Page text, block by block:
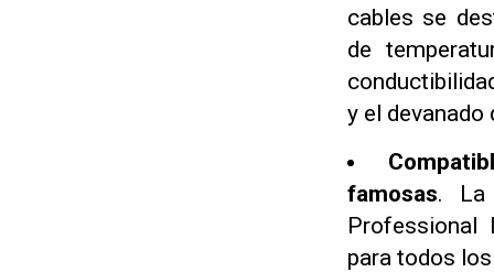
cables se
de
y el devanado
famosas. La
Professional
para todos